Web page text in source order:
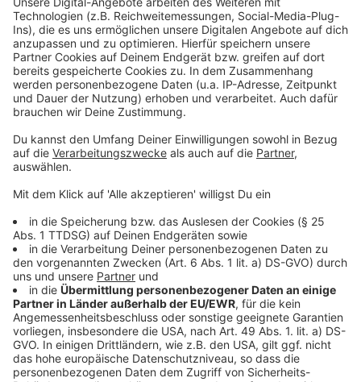
Anzeige
Mehr News aus Leverkusen
Anzeige
Deutlich mehr Einfamilienhäuser in Leverkusen
genehmigt
Explosion in Offenbach - Verfolgungsjagd nach
Leverkusen
Leverkusener Al-Zein-Clan verliert seine Villa in
Rheindorf
Anzeige